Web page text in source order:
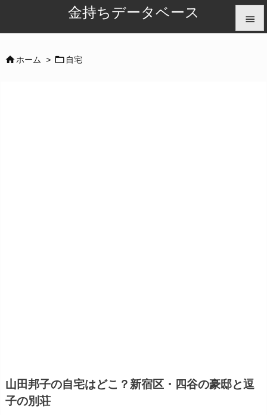
金持ちデータベース 
ホーム >  自宅
山田邦子の自宅はどこ？新宿区・四谷の豪邸と逗
子の別荘